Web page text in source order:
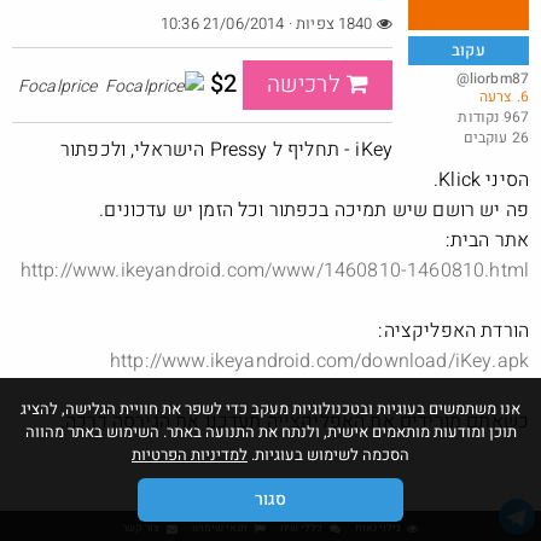
שוב דקו נותנים בראש
$21.7
@אבי_בי
20· 35 · 1213
אנו משתמשים בעוגיות ובטכנולוגיות מעקב כדי לשפר את חוויית הגלישה, להציג
תוכן ומודעות מותאמים אישית, ולנתח את התנועה באתר. השימוש באתר מהווה
הסכמה לשימוש בעוגיות. למדיניות הפרטיות
סגור
עקוב
@liorbm87
6. צרעה
967 נקודות
26 עוקבים
לרכישה $2
Focalprice
iKey - תחליף ל Pressy הישראלי, ולכפתור
הסיני Klick.
פה יש רושם שיש תמיכה בכפתור וכל הזמן יש עדכונים.
אתר הבית:
http://www.ikeyandroid.com/www/1460810-1460810.html
הורדת האפליקציה:
http://www.ikeyandroid.com/download/iKey.apk
כשאתם מורידים את האפליקצייה תעדכנו את הגירסה דרכה.